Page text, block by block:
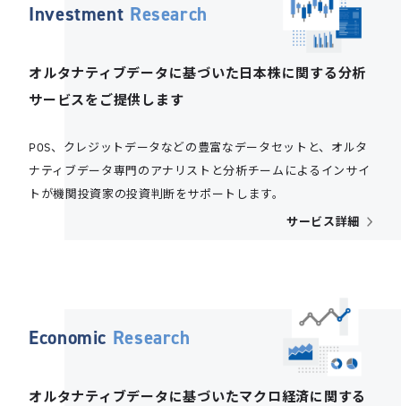
Investment Research
オルタナティブデータに基づいた日本株に関する分析
サービスをご提供します
POS、クレジットデータなどの豊富なデータセットと、オルタ
ナティブデータ専門のアナリストと分析チームによるインサイ
トが機関投資家の投資判断をサポートします。
サービス詳細
Economic Research
オルタナティブデータに基づいたマクロ経済に関する